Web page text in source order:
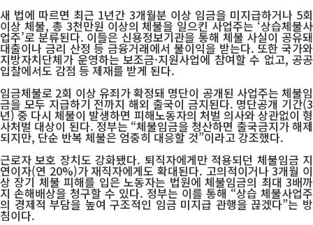
새 법에 따르면 최근 1년간 3개월분 이상 임금을 미지급하거나 5회
이상 체불, 총 3천만원 이상의 체불을 일으킨 사업주는 ‘상습체불사
업주’로 분류된다. 이들은 신용정보기관을 통해 체불 사실이 공유돼
대출이나 금리 산정 등 금융거래에서 불이익을 받는다. 또한 국가와
지방자치단체가 운영하는 보조금·지원사업에 참여할 수 없고, 공공
입찰에서도 감점 등 제재를 받게 된다.
임금체불로 2회 이상 유죄가 확정돼 명단이 공개된 사업주는 체불임
금을 모두 지급하기 전까지 해외 출국이 금지된다. 명단공개 기간(3
년) 중 다시 체불이 발생하면 피해노동자의 처벌 의사와 상관없이 형
사처벌 대상이 된다. 정부는 “체불임금을 청산하면 출국금지가 해제
되지만, 단순 반복 체불은 엄중히 대응할 것”이라고 강조했다.
근로자 보호 장치도 강화됐다. 퇴직자에게만 적용되던 체불임금 지
연이자(연 20%)가 재직자에게도 확대된다. 고의적이거나 3개월 이
상 장기 체불 피해를 입은 노동자는 법원에 체불임금의 최대 3배까
지 손해배상을 청구할 수 있다. 정부는 이를 통해 “상습 체불사업주
의 경제적 부담을 높여 구조적인 임금 미지급 관행을 끊겠다”는 방
침이다.